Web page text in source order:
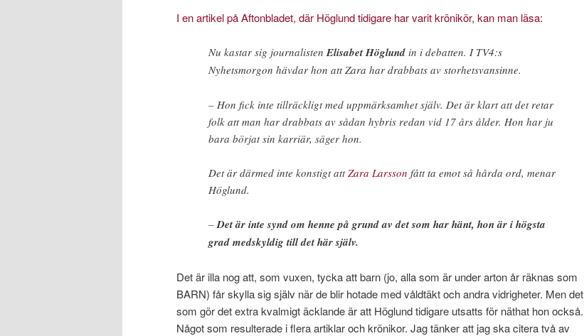
I en artikel på Aftonbladet, där Höglund tidigare har varit krönikör, kan man läsa:
Nu kastar sig journalistenElisabet Höglund in i debatten. I TV4:s
Nyhetsmorgon hävdar hon att Zara har drabbats av storhetsvansinne.
– Hon fick inte tillräckligt med uppmärksamhet själv. Det är klart att det retar
folk att man har drabbats av sådan hybris redan vid 17 års ålder. Hon har ju
bara börjat sin karriär, säger hon.
Det är därmed inte konstigt attZara Larsson fått ta emot så hårda ord, menar
Höglund.
–Det är inte synd om henne på grund av det som har hänt, hon är i högsta
grad medskyldig till det här själv.
Det är illa nog att, som vuxen, tycka att barn (jo, alla som är under arton år räknas som
BARN) får skylla sig själv när de blir hotade med våldtäkt och andra vidrigheter. Men det
som gör det extra kvalmigt äcklande är att Höglund tidigare utsatts för näthat hon också.
Något som resulterade i flera artiklar och krönikor. Jag tänker att jag ska citera två av